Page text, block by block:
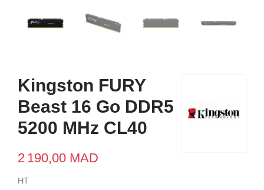
Kingston FURY
Beast 16 Go DDR5
5200 MHz CL40
2 190,00 MAD
HT